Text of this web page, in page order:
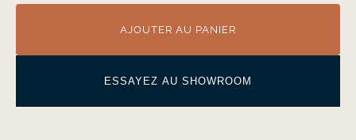
AJOUTER AU PANIER
ESSAYEZ AU SHOWROOM